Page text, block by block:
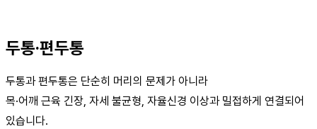
두통·편두통
두통과 편두통은 단순히 머리의 문제가 아니라
목·어깨 근육 긴장, 자세 불균형, 자율신경 이상과 밀접하게 연결되어
있습니다.